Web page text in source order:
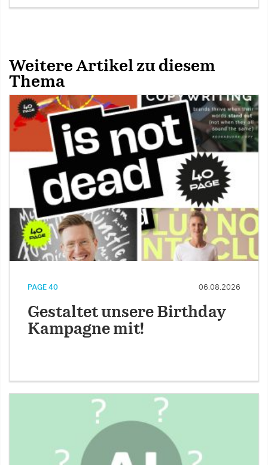
Weitere Artikel zu diesem
Thema
PAGE 40 06.08.2026
Gestaltet unsere Birthday
Kampagne mit!